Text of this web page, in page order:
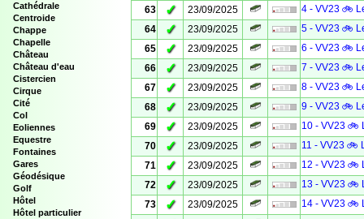
Cathédrale
Centroide
Chappe
Chapelle
Château
Château d'eau
Cistercien
Cirque
Cité
Col
Eoliennes
Equestre
Fontaines
Gares
Géodésique
Golf
Hôtel
Hôtel particulier
63
✓ 23/09/2025
4 - VV23 🚲
64
✓ 23/09/2025
5 - VV23 🚲
65
✓ 23/09/2025
6 - VV23 🚲
66
✓ 23/09/2025
7 - VV23 🚲
67
✓ 23/09/2025
8 - VV23 🚲
68
✓ 23/09/2025
9 - VV23 🚲
69
✓ 23/09/2025
10 - VV23 🚲
70
✓ 23/09/2025
11 - VV23 🚲
71
✓ 23/09/2025
12 - VV23 🚲
72
✓ 23/09/2025
13 - VV23 🚲
73
✓ 23/09/2025
14 - VV23 🚲